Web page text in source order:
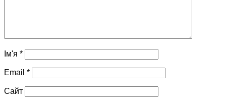
Ім'я *
Email *
Сайт